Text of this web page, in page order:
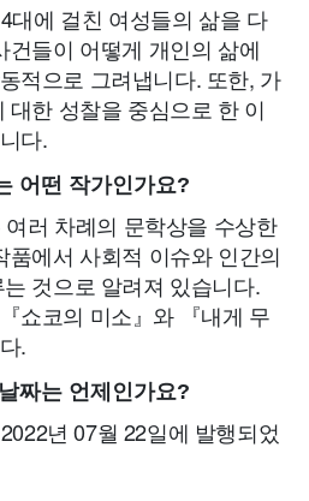
대에 걸친 여성들의 삶을 다
건들이 어떻게 개인의 삶에
적으로 그려냅니다. 또한, 가
대한 성찰을 중심으로 한 이
다.
어떤 작가인가요?
러 차례의 문학상을 수상한
품에서 사회적 이슈와 인간의
것으로 알려져 있습니다.
쇼코의 미소』와 『내게 무
.
짜는 언제인가요?
년 07월 22일에 발행되었